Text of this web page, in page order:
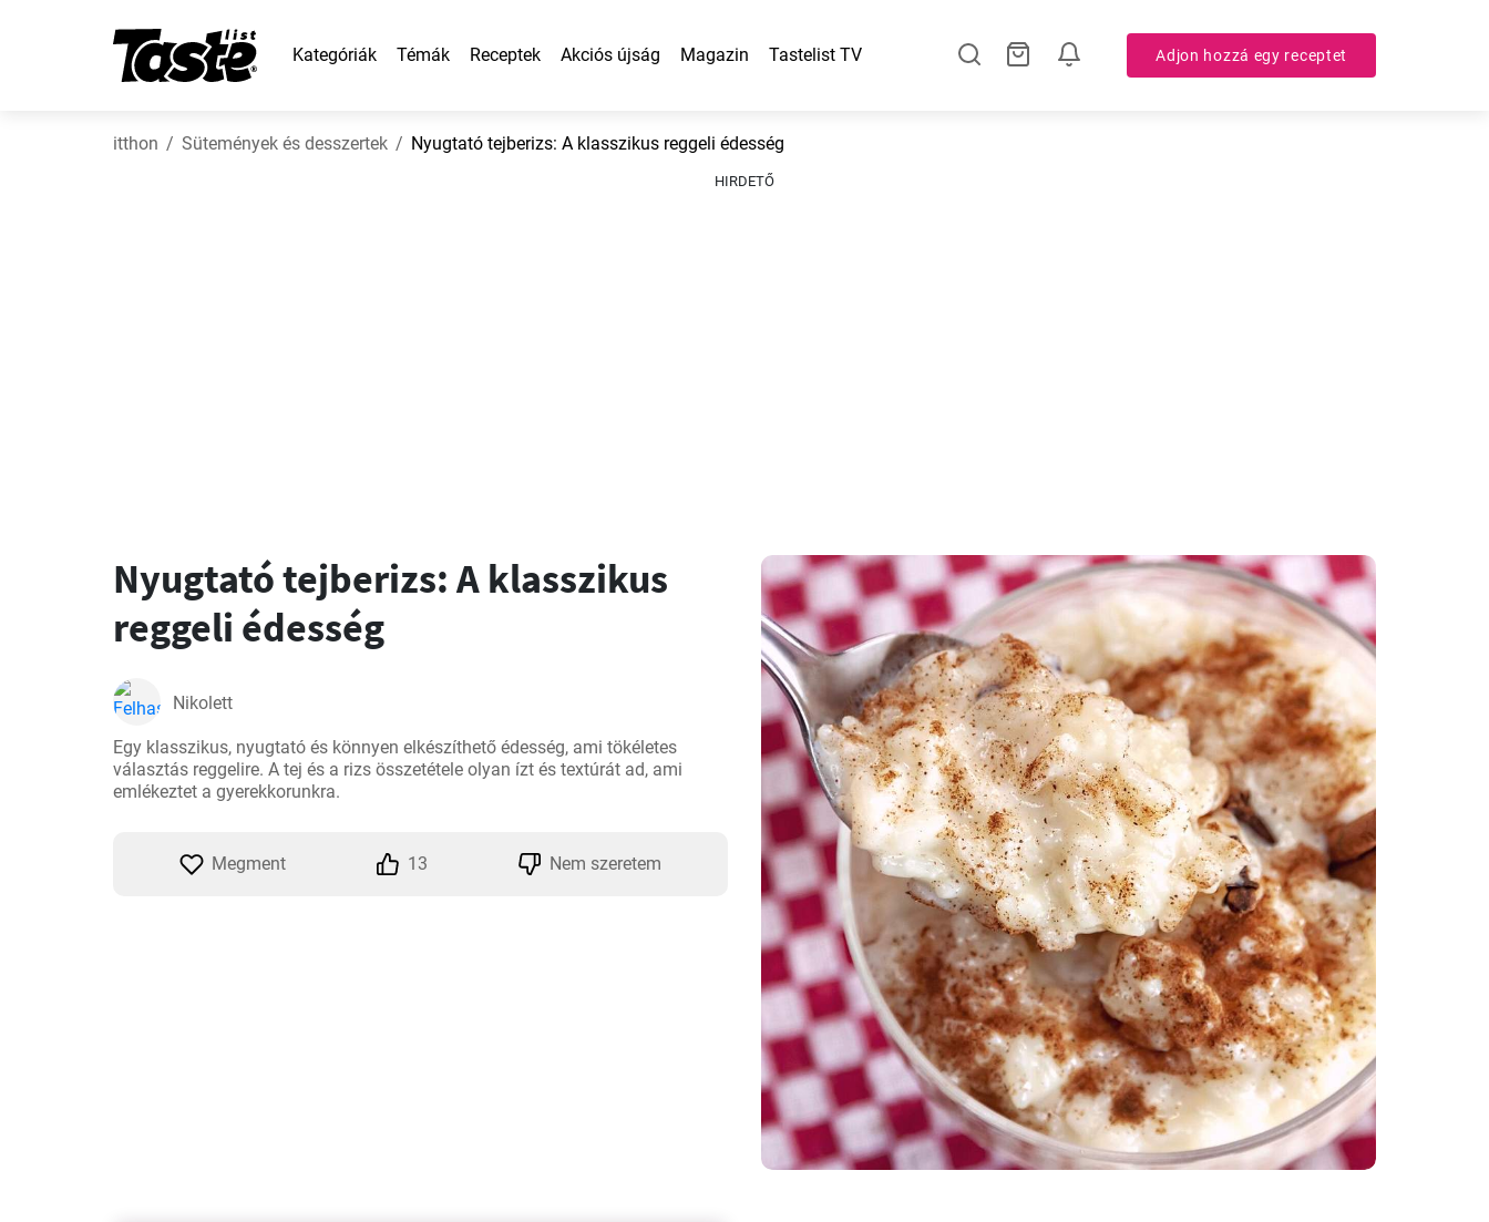
Kategóriák Témák Receptek Akciós újság Magazin Tastelist TV Adjon hozzá egy receptet
itthon Sütemények és desszertek Nyugtató tejberizs: A klasszikus reggeli édesség
HIRDETŐ
Nyugtató tejberizs: A klasszikus
reggeli édesség
Nikolett
Egy klasszikus, nyugtató és könnyen elkészíthető édesség, ami tökéletes
választás reggelire. A tej és a rizs összetétele olyan ízt és textúrát ad, ami
emlékeztet a gyerekkorunkra.
Megment 13 Nem szeretem